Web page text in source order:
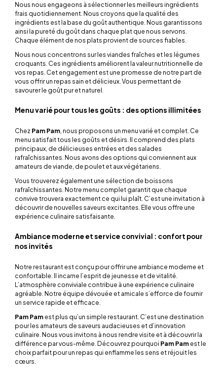
Nous nous engageons à sélectionner les meilleurs ingrédients
frais quotidiennement. Nous croyons que la qualité des
ingrédients est la base du goût authentique. Nous garantissons
ainsi la pureté du goût dans chaque plat que nous servons.
Chaque élément de nos plats provient de sources fiables.
Nous nous concentrons sur les viandes fraîches et les légumes
croquants. Ces ingrédients améliorent la valeur nutritionnelle de
vos repas. Cet engagement est une promesse de notre part de
vous offrir un repas sain et délicieux. Vous permettant de
savourer le goût pur et naturel.
Menu varié pour tous les goûts : des options illimitées
Chez Pam Pam, nous proposons un menu varié et complet. Ce
menu satisfait tous les goûts et désirs. Il comprend des plats
principaux, de délicieuses entrées et des salades
rafraîchissantes. Nous avons des options qui conviennent aux
amateurs de viande, de poulet et aux végétariens.
Vous trouverez également une sélection de boissons
rafraîchissantes. Notre menu complet garantit que chaque
convive trouvera exactement ce qui lui plaît. C’est une invitation à
découvrir de nouvelles saveurs excitantes. Elle vous offre une
expérience culinaire satisfaisante.
Ambiance moderne et service convivial : confort pour
nos invités
Notre restaurant est conçu pour offrir une ambiance moderne et
confortable. Il incarne l’esprit de jeunesse et de vitalité.
L’atmosphère conviviale contribue à une expérience culinaire
agréable. Notre équipe dévouée et amicale s’efforce de fournir
un service rapide et efficace.
Pam Pamest plus qu’un simple restaurant. C’est une destination
pour les amateurs de saveurs audacieuses et d’innovation
culinaire. Nous vous invitons à nous rendre visite et à découvrir la
différence par vous-même. Découvrez pourquoi Pam Pamest le
choix parfait pour un repas qui enflamme les sens et réjouit les
cœurs.